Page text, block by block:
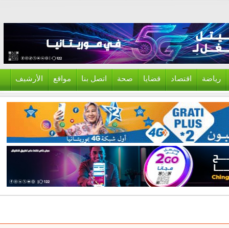
اقتصاد قضايا صحة اتصل بنا مواقع الأرشيف